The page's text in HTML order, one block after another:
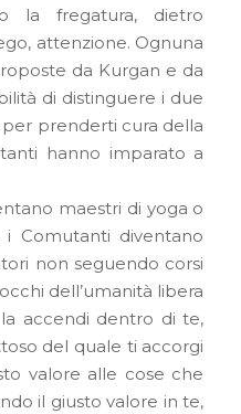
la fregatura, dietro
attenzione. Ognuna
da Kurgan e da
di distinguere i due
prenderti cura della
hanno imparato a
maestri di yoga o
Comutanti diventano
non seguendo corsi
dell’umanità libera
accendi dentro di te,
del quale ti accorgi
valore alle cose che
il giusto valore in te,